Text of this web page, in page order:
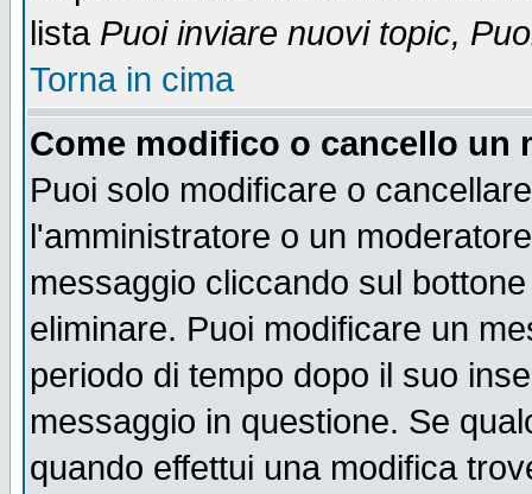
lista Puoi inviare nuovi topic,
Torna in cima
Come modifico o cancello un
Puoi solo modificare o
l'amministratore o un
messaggio cliccando sul
eliminare. Puoi modificare un
periodo di tempo dopo il suo
messaggio in questione. Se
quando effettui una modifica